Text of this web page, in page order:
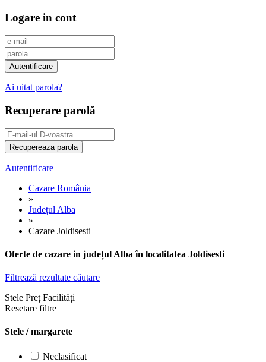
Logare in cont
Ai uitat parola?
Recuperare parolă
Autentificare
Cazare România
»
Județul Alba
»
Cazare Joldisesti
Oferte de cazare in județul Alba în localitatea Joldisesti
Filtrează rezultate căutare
Stele Preț Facilități
Resetare filtre
Stele / margarete
Neclasificat